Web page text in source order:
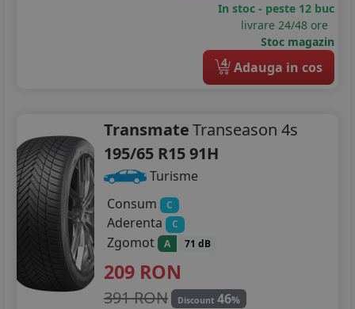
In stoc - peste 12 buc
livrare 24/48 ore
Stoc magazin
4 Adauga in cos
TransmateTranseason 4s
195/65 R15 91H
Turisme
Consum
C
Aderenta C
Zgomot A 71 dB
209 RON
391 RON Discount 46%